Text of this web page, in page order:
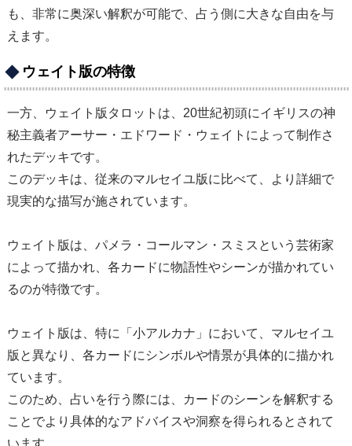
も、非常に奥深い解釈が可能で、占う側に大きな自由を与
えます。
ウェイト版の特徴
一方、ウェイト版タロットは、20世紀初頭にイギリスの神
秘主義者アーサー・エドワード・ウェイトによって制作さ
れたデッキです。
このデッキは、従来のマルセイユ版に比べて、より詳細で
現実的な描写が施されています。
ウェイト版は、パメラ・コールマン・スミスという芸術家
によって描かれ、各カードに物語性やシーンが描かれてい
るのが特徴です。
ウェイト版は、特に「小アルカナ」において、マルセイユ
版と異なり、各カードにシンボルや情景が具体的に描かれ
ています。
このため、占いを行う際には、カードのシーンを解釈する
ことでより具体的なアドバイスや洞察を得られるとされて